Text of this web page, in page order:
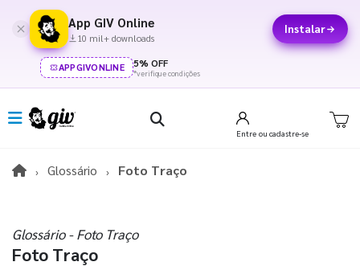
App GIV Online
10 mil+ downloads
Instalar
APPGIVONLINE 5% OFF
*verifique condições
Entre ou cadastre-se
Glossário Foto Traço
Glossário - Foto Traço
Foto Traço